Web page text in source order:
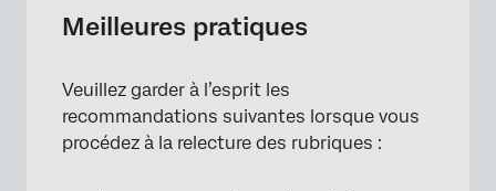
Meilleures pratiques
Veuillez garder à l’esprit les
recommandations suivantes lorsque vous
procédez à la relecture des rubriques :